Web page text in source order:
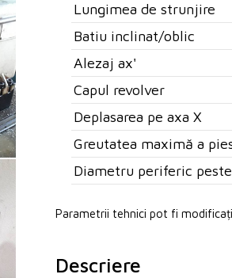
Lungimea de strunjire
Batiu inclinat/oblic
Alezaj ax'
Capul revolver
Deplasarea pe axa X
Greutatea maximă a
Diametru periferic
Parametrii tehnici pot fi modificați.
Descriere